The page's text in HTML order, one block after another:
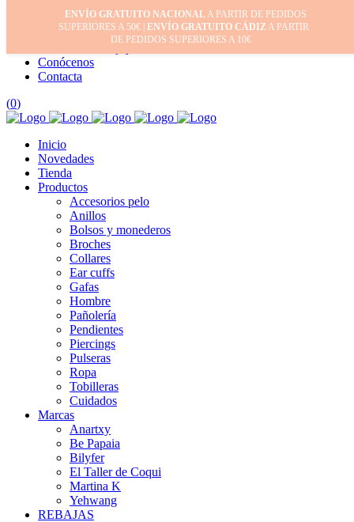
Inicio
Mi cuenta
Conócenos
Contacta
(0)
Inicio
Novedades
Tienda
Productos
Accesorios pelo
Anillos
Bolsos y monederos
Broches
Collares
Ear cuffs
Gafas
Hombre
Pañolería
Pendientes
Piercings
Pulseras
Ropa
Tobilleras
Cuidados
Marcas
Anartxy
Be Papaia
Bilyfer
El Taller de Coqui
Martina K
Yehwang
REBAJAS
ENVÍO GRATUITO NACIONALA PARTIR DE PEDIDOS
SUPERIORES A 50€ | ENVÍO GRATUITO CÁDIZA PARTIR
DE PEDIDOS SUPERIORES A 10€